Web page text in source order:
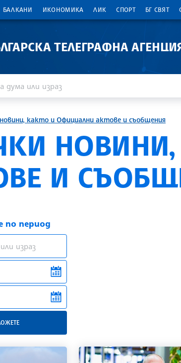
БАЛКАНИ ИКОНОМИКА ЛИК СПОРТ БГ СВЯТ
ТЕЛЕГРАФНА
както и Официални актове и съобщения
И
период